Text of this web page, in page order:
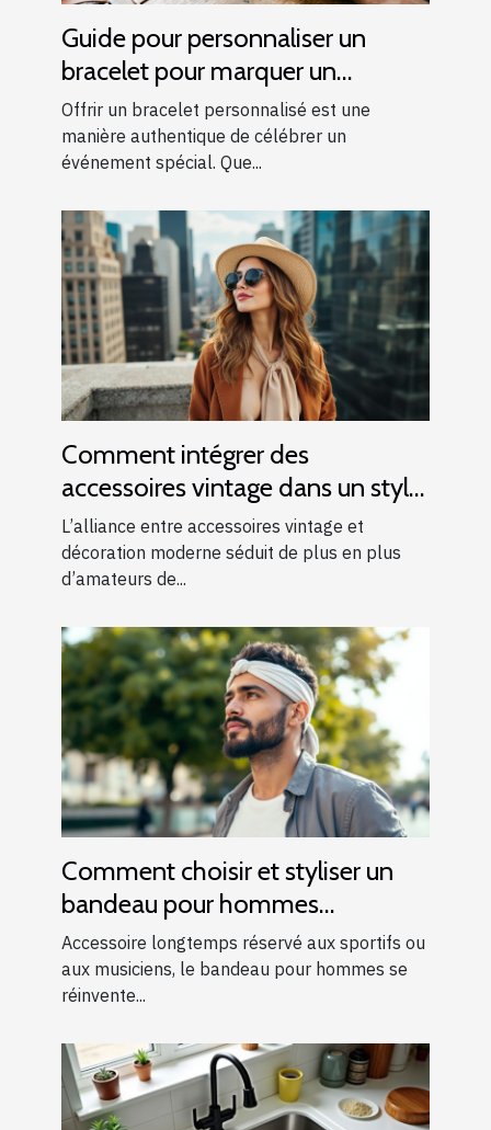
Guide pour personnaliser un
bracelet pour marquer un
événement spécial
Offrir un bracelet personnalisé est une
manière authentique de célébrer un
événement spécial. Que...
Comment intégrer des
accessoires vintage dans un style
moderne ?
L’alliance entre accessoires vintage et
décoration moderne séduit de plus en plus
d’amateurs de...
Comment choisir et styliser un
bandeau pour hommes
modernes ?
Accessoire longtemps réservé aux sportifs ou
aux musiciens, le bandeau pour hommes se
réinvente...